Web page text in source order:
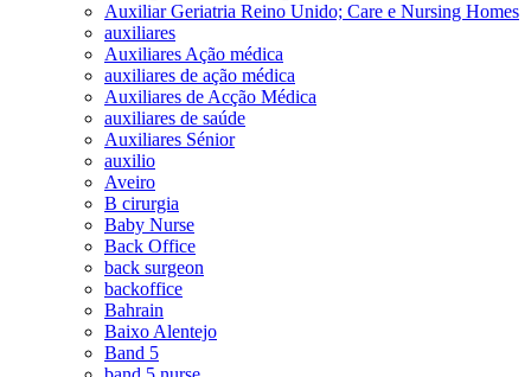
Auxiliar Geriatria Reino Unido; Care e Nursing Homes
auxiliares
Auxiliares Ação médica
auxiliares de ação médica
Auxiliares de Acção Médica
auxiliares de saúde
Auxiliares Sénior
auxilio
Aveiro
B cirurgia
Baby Nurse
Back Office
back surgeon
backoffice
Bahrain
Baixo Alentejo
Band 5